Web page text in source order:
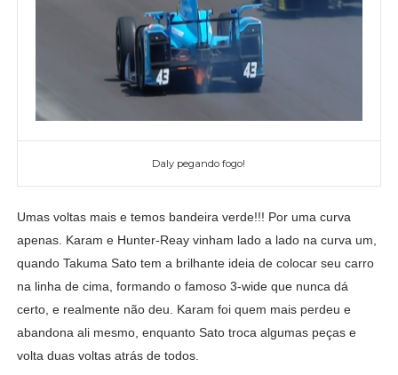
Daly pegando fogo!
Umas voltas mais e temos bandeira verde!!! Por uma curva
apenas. Karam e Hunter-Reay vinham lado a lado na curva um,
quando Takuma Sato tem a brilhante ideia de colocar seu carro
na linha de cima, formando o famoso 3-wide que nunca dá
certo, e realmente não deu. Karam foi quem mais perdeu e
abandona ali mesmo, enquanto Sato troca algumas peças e
volta duas voltas atrás de todos.